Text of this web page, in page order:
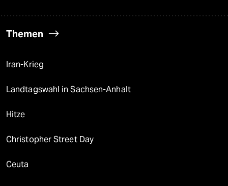
Themen
Iran-Krieg
Landtagswahl in Sachsen-Anhalt
Hitze
Christopher Street Day
Ceuta